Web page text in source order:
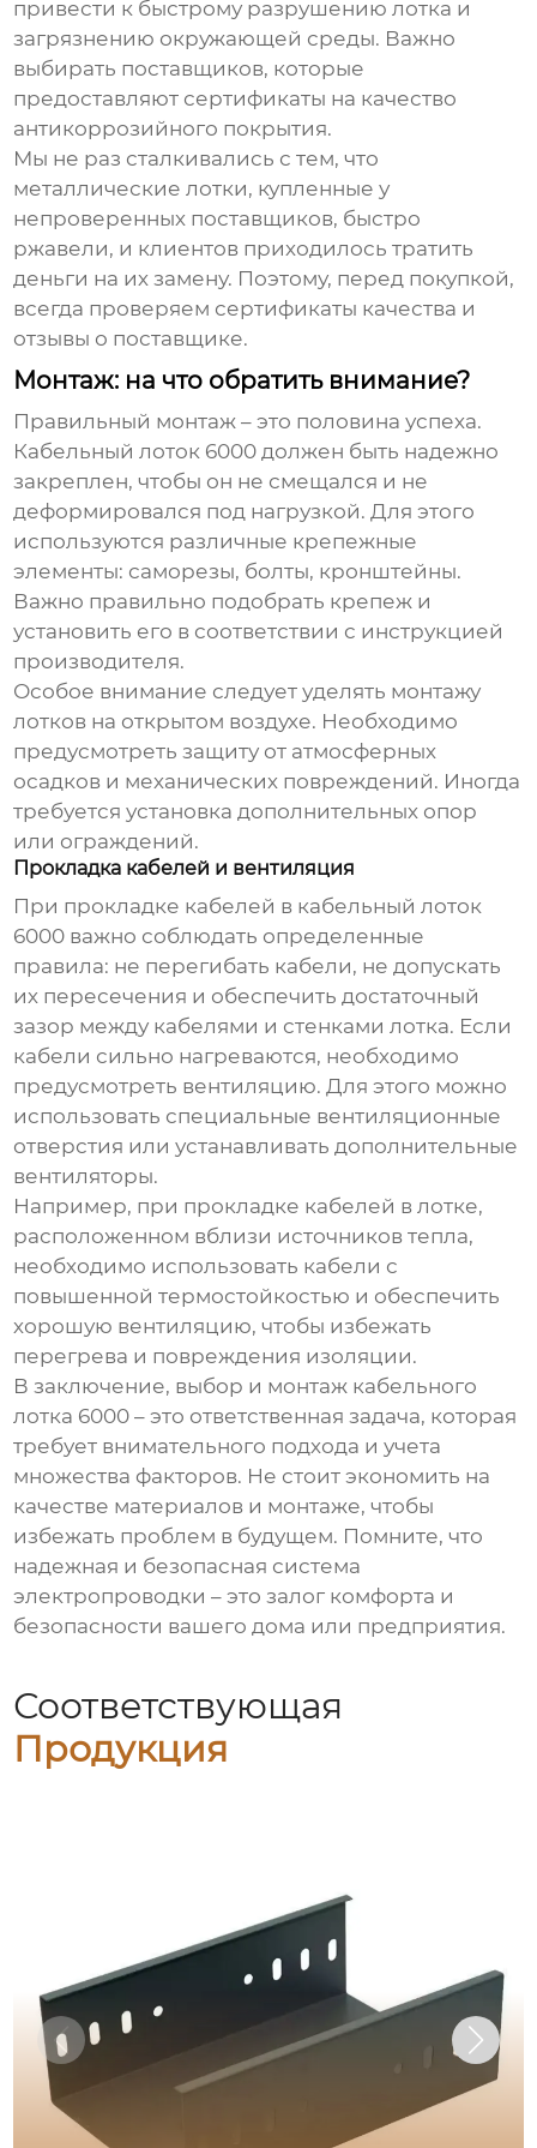
привести к быстрому разрушению лотка и
загрязнению окружающей среды. Важно
выбирать поставщиков, которые
предоставляют сертификаты на качество
антикоррозийного покрытия.
Мы не раз сталкивались с тем, что
металлические лотки, купленные у
непроверенных поставщиков, быстро
ржавели, и клиентов приходилось тратить
деньги на их замену. Поэтому, перед покупкой,
всегда проверяем сертификаты качества и
отзывы о поставщике.
Монтаж: на что обратить внимание?
Правильный монтаж – это половина успеха.
Кабельный лоток 6000 должен быть надежно
закреплен, чтобы он не смещался и не
деформировался под нагрузкой. Для этого
используются различные крепежные
элементы: саморезы, болты, кронштейны.
Важно правильно подобрать крепеж и
установить его в соответствии с инструкцией
производителя.
Особое внимание следует уделять монтажу
лотков на открытом воздухе. Необходимо
предусмотреть защиту от атмосферных
осадков и механических повреждений. Иногда
требуется установка дополнительных опор
или ограждений.
Прокладка кабелей и вентиляция
При прокладке кабелей в кабельный лоток
6000 важно соблюдать определенные
правила: не перегибать кабели, не допускать
их пересечения и обеспечить достаточный
зазор между кабелями и стенками лотка. Если
кабели сильно нагреваются, необходимо
предусмотреть вентиляцию. Для этого можно
использовать специальные вентиляционные
отверстия или устанавливать дополнительные
вентиляторы.
Например, при прокладке кабелей в лотке,
расположенном вблизи источников тепла,
необходимо использовать кабели с
повышенной термостойкостью и обеспечить
хорошую вентиляцию, чтобы избежать
перегрева и повреждения изоляции.
В заключение, выбор и монтаж кабельного
лотка 6000 – это ответственная задача, которая
требует внимательного подхода и учета
множества факторов. Не стоит экономить на
качестве материалов и монтаже, чтобы
избежать проблем в будущем. Помните, что
надежная и безопасная система
электропроводки – это залог комфорта и
безопасности вашего дома или предприятия.
Соответствующая
Продукция